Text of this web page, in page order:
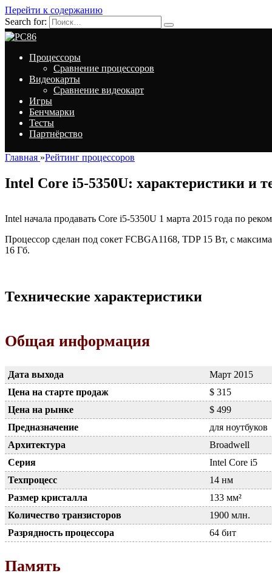
Перейти к содержанию
Search for:
Процессоры
Сравнение процессоров
Видеокарты
Сравнение видеокарт
Игры
Бенчмарки
Тесты
Партнёрство
Главная »Рейтинг процессоров
Intel Core i5-5350U: характеристики и
Intel начала продавать Core i5-5350U 1 марта 2015 года по
Процессор сделан под сокет FCBGA1168, TDP 15 Вт, с
16 Гб.
Технические характеристики
Общая информация
Дата выхода
Март 2015
Цена на старте продаж
$ 315
Цена на рынке
$ 499
Предназначение
для ноутбуков
Архитектура
Broadwell
Серия
Intel Core i5
Техпроцесс
14 нм
Размер кристалла
133 мм²
Количество транзисторов
1900 млн.
Разрядность процессора
64 бит
Память